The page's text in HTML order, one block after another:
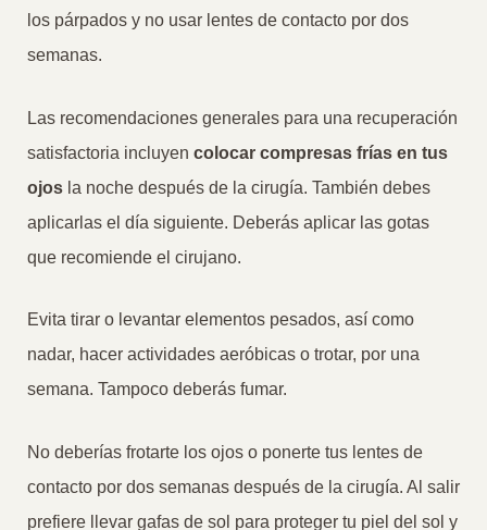
los párpados y no usar lentes de contacto por dos
semanas.
Las recomendaciones generales para una recuperación
satisfactoria incluyen colocar compresas frías en tus
ojos la noche después de la cirugía. También debes
aplicarlas el día siguiente. Deberás aplicar las gotas
que recomiende el cirujano.
Evita tirar o levantar elementos pesados, así como
nadar, hacer actividades aeróbicas o trotar, por una
semana. Tampoco deberás fumar.
No deberías frotarte los ojos o ponerte tus lentes de
contacto por dos semanas después de la cirugía. Al salir
prefiere llevar gafas de sol para proteger tu piel del sol y